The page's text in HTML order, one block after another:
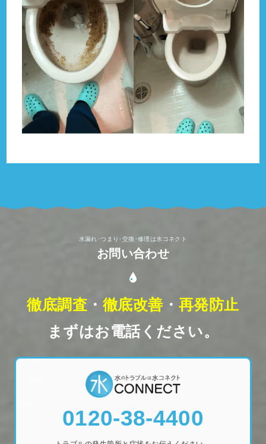
水漏れ･つまり･交換･修理は水コネクト
お問い合わせ
徹底調査 ・ 徹底改善 ・ 再発防止
まずはお電話ください。
0120-38-4400